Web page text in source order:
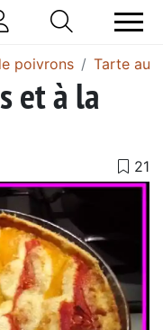
poivrons Tarte
et à la